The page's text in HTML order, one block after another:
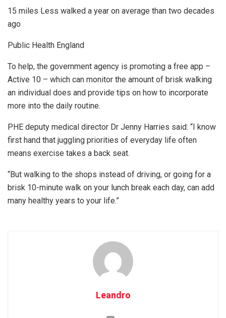
15 miles Less walked a year on average than two decades
ago
Public Health England
To help, the government agency is promoting a free app –
Active 10 – which can monitor the amount of brisk walking
an individual does and provide tips on how to incorporate
more into the daily routine.
PHE deputy medical director Dr Jenny Harries said: “I know
first hand that juggling priorities of everyday life often
means exercise takes a back seat.
“But walking to the shops instead of driving, or going for a
brisk 10-minute walk on your lunch break each day, can add
many healthy years to your life.”
Leandro